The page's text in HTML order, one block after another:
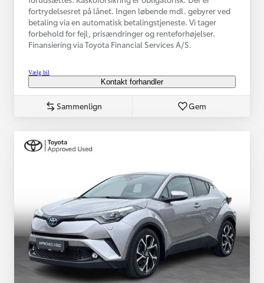
fortrydelsesret på lånet. Ingen løbende mdl. gebyrer ved
betaling via en automatisk betalingstjeneste. Vi tager
forbehold for fejl, prisændringer og renteforhøjelser.
Finansiering via Toyota Financial Services A/S.
Vælg bil
Kontakt forhandler
Sammenlign Gem